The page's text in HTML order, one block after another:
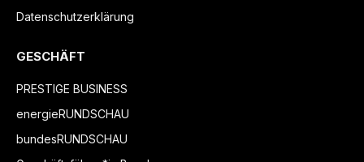
Datenschutzerklärung
GESCHÄFT
PRESTIGE BUSINESS
energieRUNDSCHAU
bundesRUNDSCHAU